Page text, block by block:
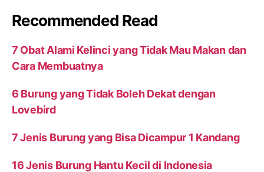
Recommended Read
7 Obat Alami Kelinci yang Tidak Mau Makan dan
Cara Membuatnya
6 Burung yang Tidak Boleh Dekat dengan
Lovebird
7 Jenis Burung yang Bisa Dicampur 1 Kandang
16 Jenis Burung Hantu Kecil di Indonesia